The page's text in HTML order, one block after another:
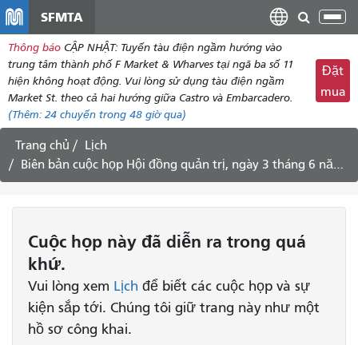
dung
SFMTA
Thông báo CẬP NHẬT: Tuyến tàu điện ngầm hướng vào
trung tâm thành phố F Market & Wharves tại ngã ba số 11
hiện không hoạt động. Vui lòng sử dụng tàu điện ngầm
Market St. theo cả hai hướng giữa Castro và Embarcadero.
(Thêm: 24 chuyến trong 48 giờ qua)
Đặt
mua
Trang chủ
Lịch
Biên bản cuộc họp Hội đồng quản trị, ngày 3 tháng 6 năm 2014
Cuộc họp này đã diễn ra trong quá
khứ.
Vui lòng xem Lịch để biết các cuộc họp và sự
kiện sắp tới. Chúng tôi giữ trang này như một
hồ sơ công khai.